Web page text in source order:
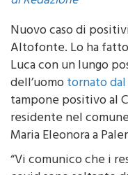
Altofonte. Lo ha fatto
Luca con un lungo
dell’uomotornato
tampone positivo al
residente nel
Maria Eleonora a
“Vi comunico che i
covid sono soltanto